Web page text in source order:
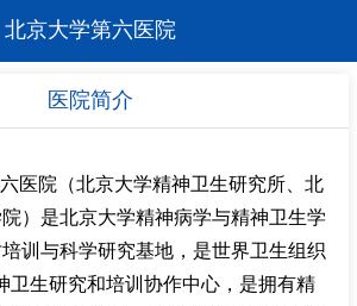
北京大学第六医院
首 页
医院概况
工作动态
科室介绍
专家介绍
医院简介
医院（北京大学精神卫生研究所、北
）是北京大学精神病学与精神卫生学
训与科学研究基地，是世界卫生组织
卫生研究和培训协作中心，是拥有精